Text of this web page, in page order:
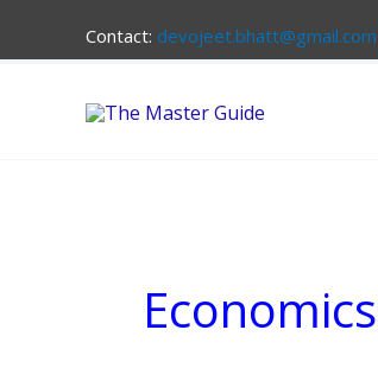
Contact: devojeet.bhatt@gmail.com
Economics